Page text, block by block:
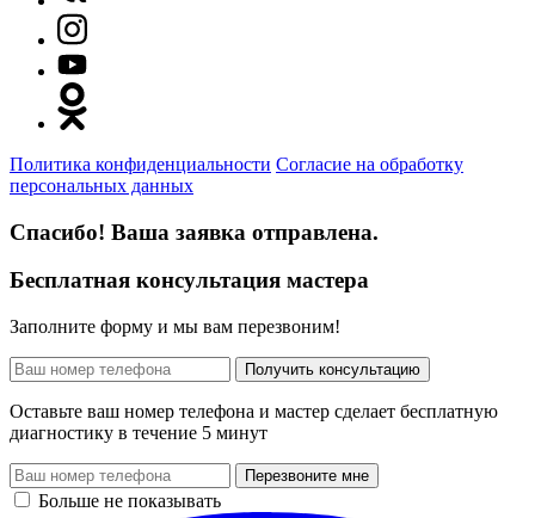
Политика конфиденциальности Согласие на обработку
персональных данных
Спасибо! Ваша заявка отправлена.
Бесплатная консультация мастера
Заполните форму и мы вам перезвоним!
Получить консультацию
Оставьте ваш номер телефона и мастер сделает бесплатную
диагностику в течение 5 минут
Перезвоните мне
Больше не показывать